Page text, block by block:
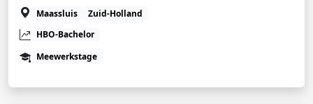
Maassluis
Zuid-Holland
HBO-Bachelor
Meewerkstage